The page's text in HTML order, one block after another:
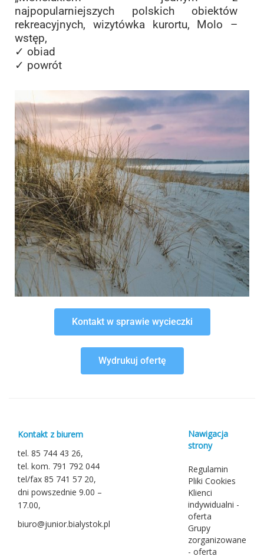
najpopularniejszych polskich obiektów
rekreacyjnych, wizytówka kurortu, Molo –
wstęp,
✓ obiad
✓ powrót
Kontakt w sprawie wycieczki
Wydrukuj ofertę
Kontakt z biurem
tel. 85 744 43 26,
tel. kom. 791 792 044
tel/fax 85 741 57 20,
dni powszednie 9.00 –
17.00,
biuro@junior.bialystok.pl
Nawigacja
strony
Regulamin
Pliki Cookies
Klienci
indywidualni -
oferta
Grupy
zorganizowane
- oferta